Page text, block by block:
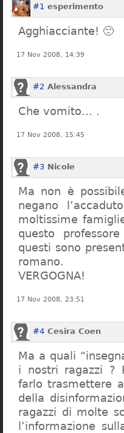
#1 esperimento
Agghiacciante! 🙁
17 Nov 2008, 14:39
#2 Alessandra
Che vomito… .
17 Nov 2008, 15:45
#3 Nicole
Ma non è
negano
moltissime
questo
questi sono
romano.
VERGOGNA!
17 Nov 2008, 23:51
#4 Cesira Coen
Ma a quali
i nostri ragazzi ?
farlo trasmettere
della
ragazzi di molte
l’informazione